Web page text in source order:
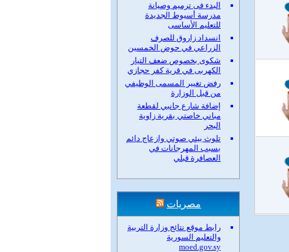
البدء فى ترميم وصيانة
مدرسة أسيوط الجديدة
للتعليم الأساسى
انسداد زاروق للصرف
الزراعي في حوض الخمسين
شكوى بخصوص ضعف التيار
الكهربى في قرية كفر حجازي
رفض تغيير المسمى الوظيفي
من قبل الوزارة
إضافة شارع جانبي لقطعة
مباني خاصتي بقرية زاوية
البحر
تلوث بيئي صوتي وازعاج دائم
بسبب المهرجانات في
العصافرة قبلي
مصريات
رابط موقع نتائج وزارة التربية
والتعليم السورية
moed.gov.sy